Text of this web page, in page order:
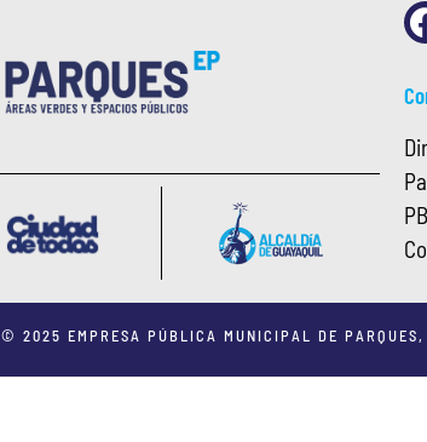
© 2025 EMPRESA PÚBLICA MUNICIPAL DE PARQUES,